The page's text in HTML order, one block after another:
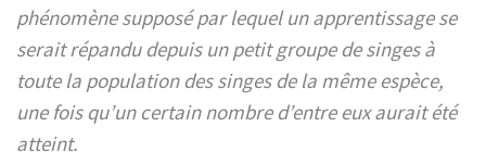
phénomène supposé par lequel un apprentissage se
serait répandu depuis un petit groupe de singes à
toute la population des singes de la même espèce,
une fois qu’un certain nombre d’entre eux aurait été
atteint.